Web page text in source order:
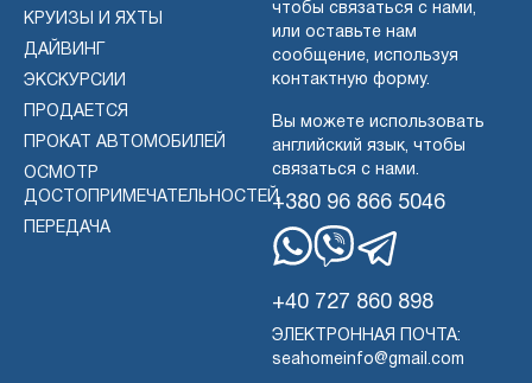
КРУИЗЫ И ЯХТЫ
ДАЙВИНГ
ЭКСКУРСИИ
ПРОДАЕТСЯ
ПРОКАТ АВТОМОБИЛЕЙ
ОСМОТР
ДОСТОПРИМЕЧАТЕЛЬНОСТЕЙ
ПЕРЕДАЧА
чтобы связаться с нами,
или оставьте нам
сообщение, используя
контактную форму.
Вы можете использовать
английский язык, чтобы
связаться с нами.
+380 96 866 5046
+40 727 860 898
ЭЛЕКТРОННАЯ ПОЧТА:
seahomeinfo@gmail.com